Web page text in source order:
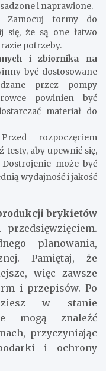
i naprawione.
Zamocuj formy do
się, że są one łatwo
potrzeby.
i zbiornika na
być dostosowane
przez pompy
powinien być
materiał do
rozpoczęciem
aby upewnić się,
Dostrojenie może być
wydajność i jakość
brykietów
planowania,
Pamiętaj, że
więc zawsze
i przepisów. Po
w stanie
mogą znaleźć
przyczyniając
i ochrony